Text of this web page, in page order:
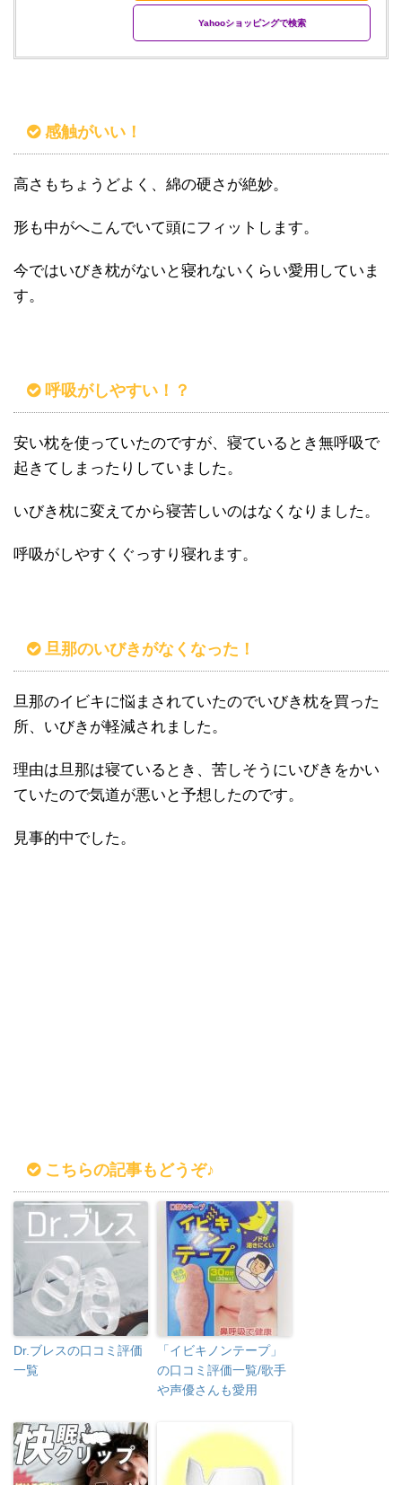
Yahooショッピングで検索
感触がいい！
高さもちょうどよく、綿の硬さが絶妙。
形も中がへこんでいて頭にフィットします。
今ではいびき枕がないと寝れないくらい愛用していま
す。
呼吸がしやすい！？
安い枕を使っていたのですが、寝ているとき無呼吸で
起きてしまったりしていました。
いびき枕に変えてから寝苦しいのはなくなりました。
呼吸がしやすくぐっすり寝れます。
旦那のいびきがなくなった！
旦那のイビキに悩まされていたのでいびき枕を買った
所、いびきが軽減されました。
理由は旦那は寝ているとき、苦しそうにいびきをかい
ていたので気道が悪いと予想したのです。
見事的中でした。
こちらの記事もどうぞ♪
Dr.ブレスの口コミ評価
一覧
「イビキノンテープ」
の口コミ評価一覧/歌手
や声優さんも愛用